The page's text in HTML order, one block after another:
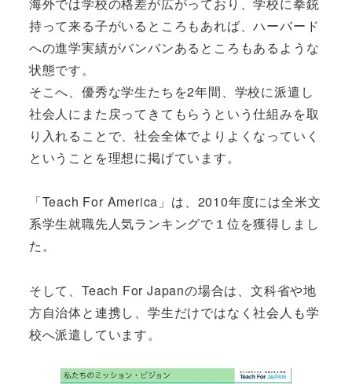
持って来る子がいるところもあれば、ハーバード
への進学実績がバンバンあるところもあるような
状態です。
そこへ、優秀な学生たちを2年間、学校に派遣し
社会人にまた戻ってきてもらうという仕組みを取
り入れることで、社会全体でよりよくなっていく
ということを理想に掲げています。
「Teach For America」は、2010年度には全米文
系学生就職先人気ランキングで１位を獲得しまし
た。
そして、Teach For Japanの場合は、文科省や地
方自治体と連携し、学生だけではなく社会人も学
校へ派遣しています。